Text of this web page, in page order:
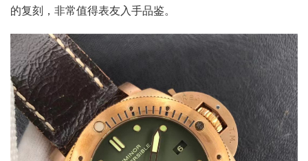
的复刻，非常值得表友入手品鉴。